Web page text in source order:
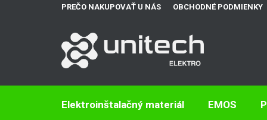
PREČO NAKUPOVAŤ U NÁS OBCHODNÉ PODMIENKY
Elektroinštalačný materiál EMOS